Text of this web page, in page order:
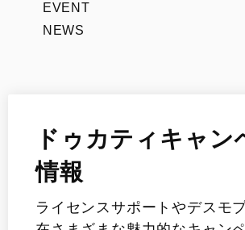
EVENT
NEWS
ドゥカティキャン
情報
ライセンスサポートやデスモ